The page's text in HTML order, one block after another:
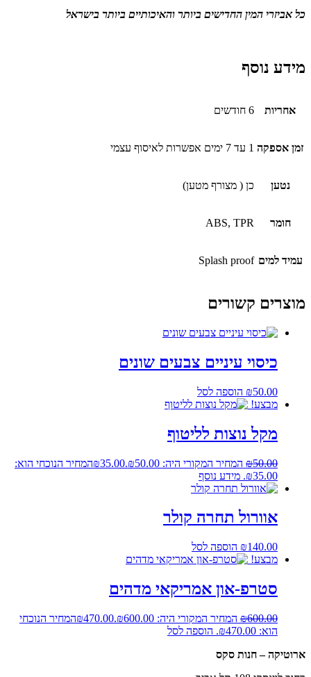
כל אביזרי המין החדישים ביותר והאיכותיים ביותר בישראל
מידע נוסף
אחריות 6 חודשים
זמן אספקה 1 עד 7 ימים אפשרות לאיסוף עצמי
נטען כן ( מצורף מטען)
חומר ABS, TPR
עמיד למים Splash proof
מוצרים קשורים
כיסוי עיניים צבעים שונים
₪50.00
הוספה לסל
מבצע!
מקל נוצות לליטוף
₪50.00 המחיר המקורי היה: ₪50.00. ₪35.00
המחיר הנוכחי הוא:
₪35.00. מידע נוסף
אוורול תחרה קולר
₪140.00
הוספה לסל
מבצע!
סטרפ-און אמריקאי מדהים
₪600.00 המחיר המקורי היה: ₪600.00. ₪470.00
המחיר הנוכחי
הוא: ₪470.00.
הוספה לסל
ארוטיקה – חנות סקס